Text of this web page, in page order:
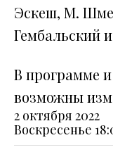
Эскеш, М.
Гембальский
В программе
возможны
2 октября 2022
Воскресенье